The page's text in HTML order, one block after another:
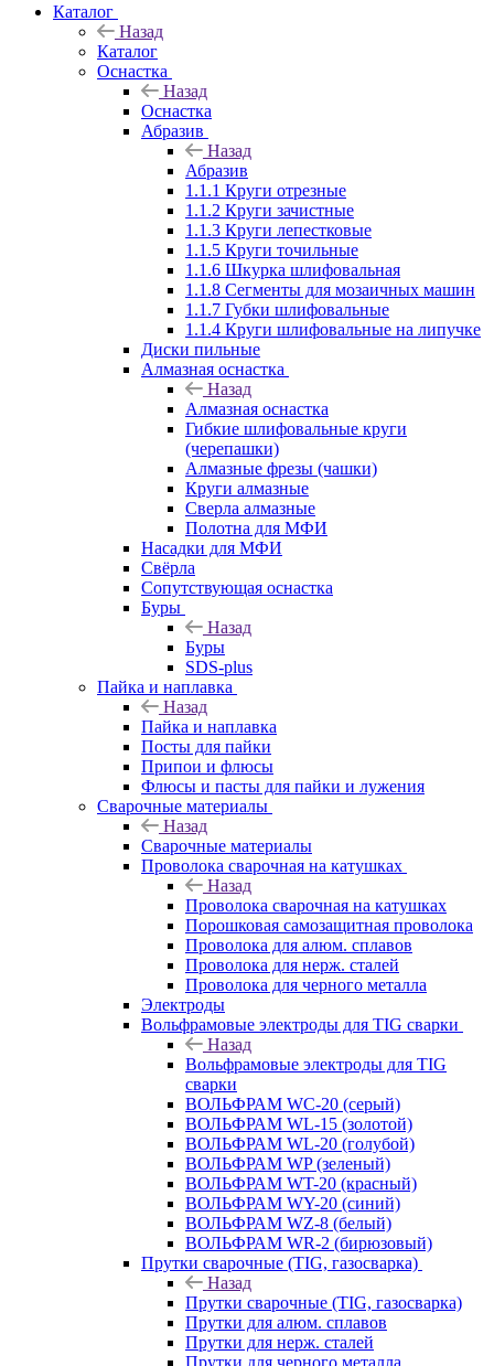
Каталог
Назад
Каталог
Оснастка
Назад
Оснастка
Абразив
Назад
Абразив
1.1.1 Круги отрезные
1.1.2 Круги зачистные
1.1.3 Круги лепестковые
1.1.5 Круги точильные
1.1.6 Шкурка шлифовальная
1.1.8 Сегменты для мозаичных машин
1.1.7 Губки шлифовальные
1.1.4 Круги шлифовальные на липучке
Диски пильные
Алмазная оснастка
Назад
Алмазная оснастка
Гибкие шлифовальные круги
(черепашки)
Алмазные фрезы (чашки)
Круги алмазные
Сверла алмазные
Полотна для МФИ
Насадки для МФИ
Свёрла
Сопутствующая оснастка
Буры
Назад
Буры
SDS-plus
Пайка и наплавка
Назад
Пайка и наплавка
Посты для пайки
Припои и флюсы
Флюсы и пасты для пайки и лужения
Сварочные материалы
Назад
Сварочные материалы
Проволока сварочная на катушках
Назад
Проволока сварочная на катушках
Порошковая самозащитная проволока
Проволока для алюм. сплавов
Проволока для нерж. сталей
Проволока для черного металла
Электроды
Вольфрамовые электроды для TIG сварки
Назад
Вольфрамовые электроды для TIG
сварки
ВОЛЬФРАМ WC-20 (серый)
ВОЛЬФРАМ WL-15 (золотой)
ВОЛЬФРАМ WL-20 (голубой)
ВОЛЬФРАМ WP (зеленый)
ВОЛЬФРАМ WT-20 (красный)
ВОЛЬФРАМ WY-20 (синий)
ВОЛЬФРАМ WZ-8 (белый)
ВОЛЬФРАМ WR-2 (бирюзовый)
Прутки сварочные (TIG, газосварка)
Назад
Прутки сварочные (TIG, газосварка)
Прутки для алюм. сплавов
Прутки для нерж. сталей
Прутки для черного металла